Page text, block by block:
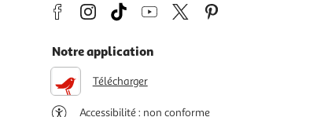
Notre application
Télécharger
Accessibilité : non conforme